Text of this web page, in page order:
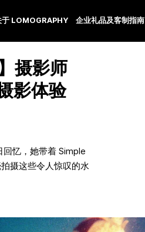
于 LOMOGRAPHY 企业礼品及客制指南
摄影师
影体验
忆，她带着 Simple
摄这些令人惊叹的水